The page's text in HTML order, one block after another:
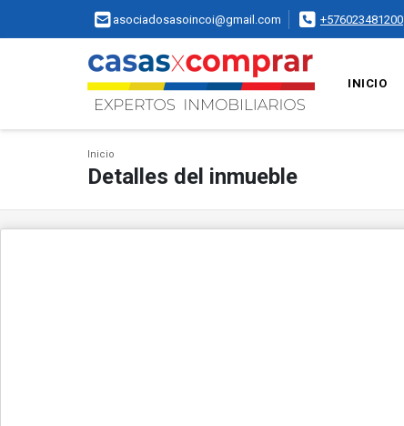
asociadosasoincoi@gmail.com +576023481200
INICIO
Inicio
Detalles del inmueble